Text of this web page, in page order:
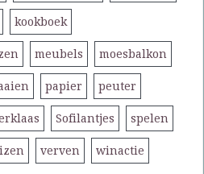
kookboek
meubels moesbalkon
papier peuter
Sofilantjes spelen
verven winactie